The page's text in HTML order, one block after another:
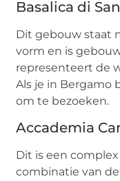
Basalica di
Dit gebouw staat
vorm en is
representeert de
Als je in Bergamo
om te bezoeken.
Accademia
Dit is een
combinatie van